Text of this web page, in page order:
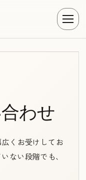
わせ
くお受けしてお
ない段階でも、